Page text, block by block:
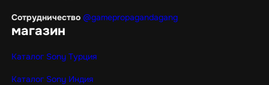
Сотрудничество @gamepropagandagang
магазин
Каталог Sony Турция
Каталог Sony Индия